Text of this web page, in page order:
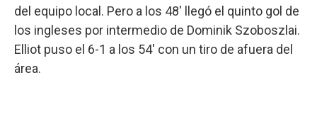
del equipo local. Pero a los 48' llegó el quinto gol de
los ingleses por intermedio de Dominik Szoboszlai.
Elliot puso el 6-1 a los 54' con un tiro de afuera del
área.